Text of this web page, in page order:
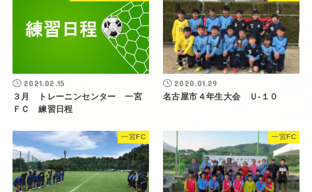
2021.02.15
３月 トレーニンセンター 一宮
ＦＣ 練習日程
2020.01.29
名古屋市４年生大会 Ｕ-１０
一宮FC 一宮FC